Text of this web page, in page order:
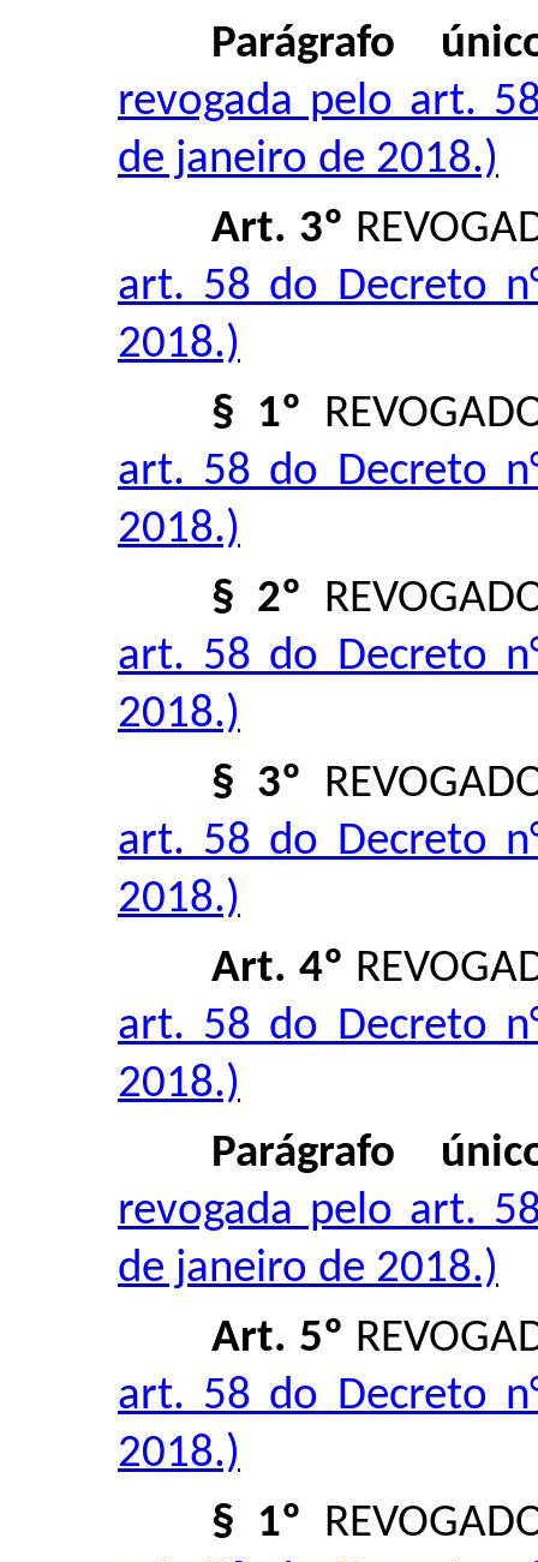
Parágrafo
revogada pelo art.
de janeiro de 2018.)
Art. 3º
art. 58 do Decreto
2018.)
§ 1º
art. 58 do Decreto
2018.)
§ 2º
art. 58 do Decreto
2018.)
§ 3º
art. 58 do Decreto
2018.)
Art. 4º
art. 58 do Decreto
2018.)
Parágrafo
revogada pelo art.
de janeiro de 2018.)
Art. 5º
art. 58 do Decreto
2018.)
§ 1º